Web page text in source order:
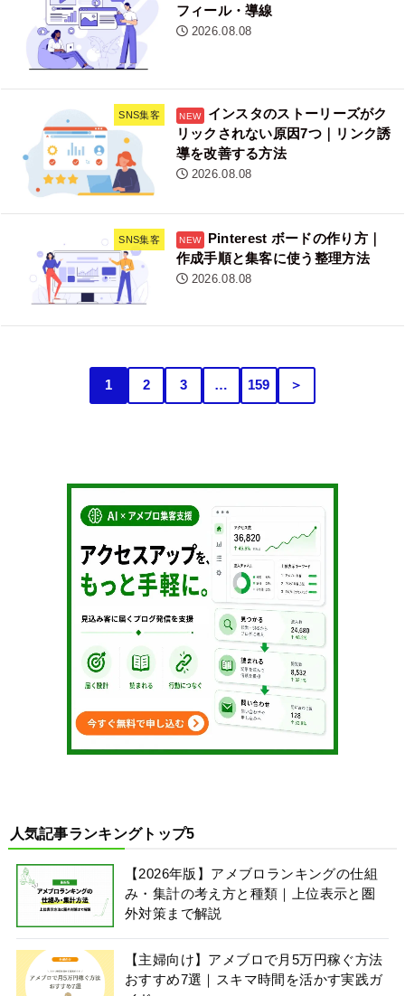
フィール・導線
2026.08.08
SNS集客
インスタのストーリーズがク
リックされない原因7つ｜リンク誘
導を改善する方法
2026.08.08
SNS集客
Pinterest ボードの作り方｜
作成手順と集客に使う整理方法
2026.08.08
1 2 3 … 159 ＞
人気記事ランキングトップ5
【2026年版】アメブロランキングの仕組
み・集計の考え方と種類｜上位表示と圏
外対策まで解説
【主婦向け】アメブロで月5万円稼ぐ方法
おすすめ7選｜スキマ時間を活かす実践ガ